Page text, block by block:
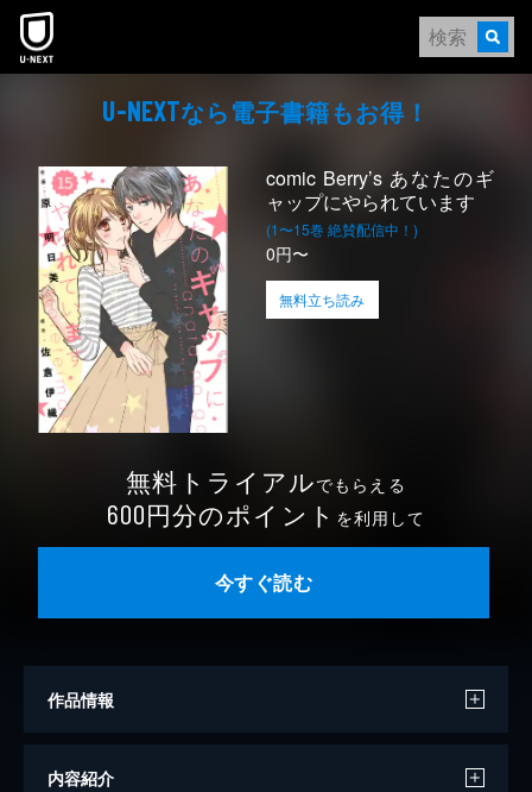
本文へスキップ
U-NEXTなら電⼦書籍もお得！
comic Berry’s あなたのギ
ャップにやられています
(1〜15巻 絶賛配信中！)
0円〜
無料立ち読み
無料トライアルでもらえる
600円分のポイント を利用して
今すぐ読む
作品情報
マンガ
内容紹介